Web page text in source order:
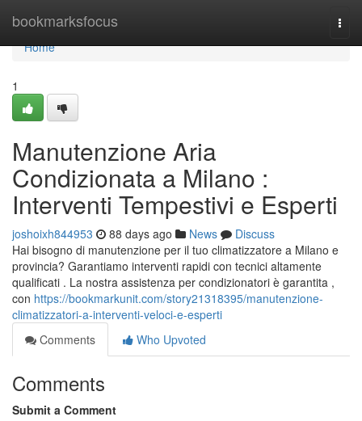
bookmarksfocus
Home
Home
1
Manutenzione Aria
Condizionata a Milano :
Interventi Tempestivi e Esperti
joshoixh844953 88 days ago News
Discuss
Hai bisogno di manutenzione per il tuo climatizzatore a Milano e
provincia? Garantiamo interventi rapidi con tecnici altamente
qualificati . La nostra assistenza per condizionatori è garantita ,
con https://bookmarkunit.com/story21318395/manutenzione-
climatizzatori-a-interventi-veloci-e-esperti
Comments
Who Upvoted
Comments
Submit a Comment